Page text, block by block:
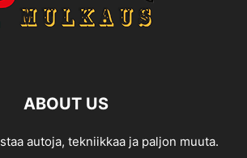
ABOUT US
autoja, tekniikkaa ja paljon muuta.